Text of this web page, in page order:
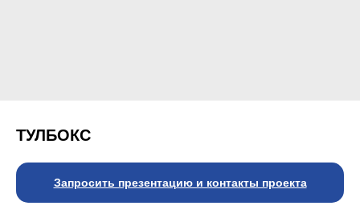
ТУЛБОКС
Запросить презентацию и контакты проекта